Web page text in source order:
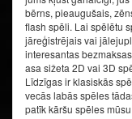
bērns, pieaugušais,
flash spēli. Lai spēlētu
jāreģistrējais vai
interesantas
asa sižeta 2D vai 3D
Līdzīgas ir klasiskās
vecās labās spēles
patīk kāršu spēles